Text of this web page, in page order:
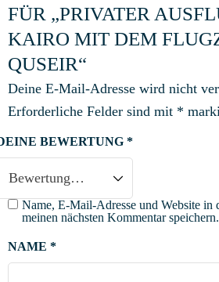
FÜR „PRIVATER
KAIRO MIT DEM
QUSEIR“
Deine E-Mail-Adresse wird nicht
Erforderliche Felder sind mit *
BEWERTUNG *
NAME *
Name, E-Mail-Adresse und Website in
meinen nächsten Kommentar speichern.